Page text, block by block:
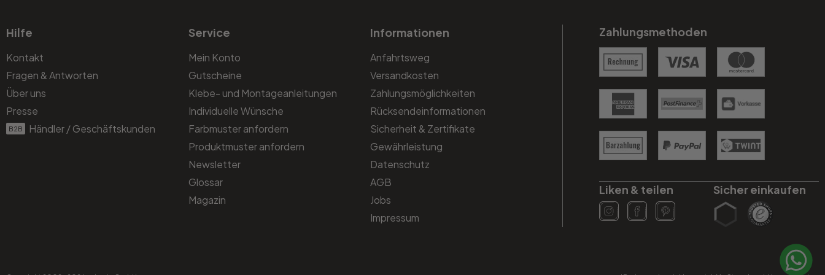
Hilfe
Kontakt
Fragen & Antworten
Über uns
Presse
B2B Händler / Geschäftskunden
Service
Mein Konto
Gutscheine
Klebe- und Montageanleitungen
Individuelle Wünsche
Farbmuster anfordern
Produktmuster anfordern
Newsletter
Glossar
Magazin
Informationen
Anfahrtsweg
Versandkosten
Zahlungsmöglichkeiten
Rücksendeinformationen
Sicherheit & Zertifikate
Gewährleistung
Datenschutz
AGB
Jobs
Impressum
Zahlungsmethoden
Liken & teilen Sicher einkaufen